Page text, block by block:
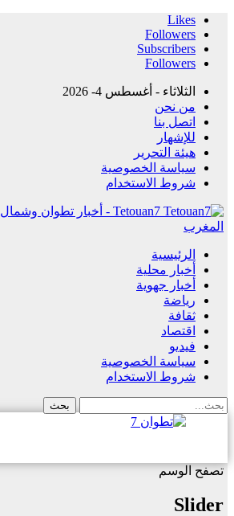
Likes
Followers
Subscribers
Followers
الثلاثاء - أغسطس 4- 2026
من نحن
اتصل بنا
للإشهار
هيئة التحرير
سياسة الخصوصية
شروط الاستخدام
Tetouan7 - أخبار تطوان وشمال
المغرب
الرئيسية
أخبار محلية
أخبار جهوية
رياضة
ثقافة
اقتصاد
فيديو
سياسة الخصوصية
شروط الاستخدام
تصفح الوسم
Slider